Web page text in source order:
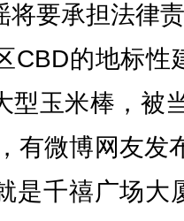
将要承担法律
的地标性
型玉米棒，被
有微博网友发
是千禧广场大